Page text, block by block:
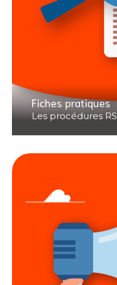
Fiches pratiques
Les procédures